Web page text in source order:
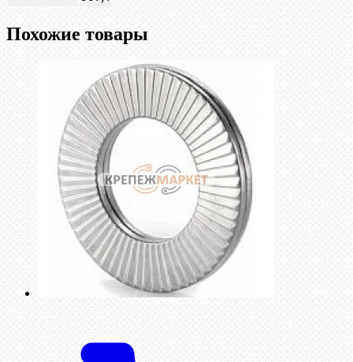
Похожие товары